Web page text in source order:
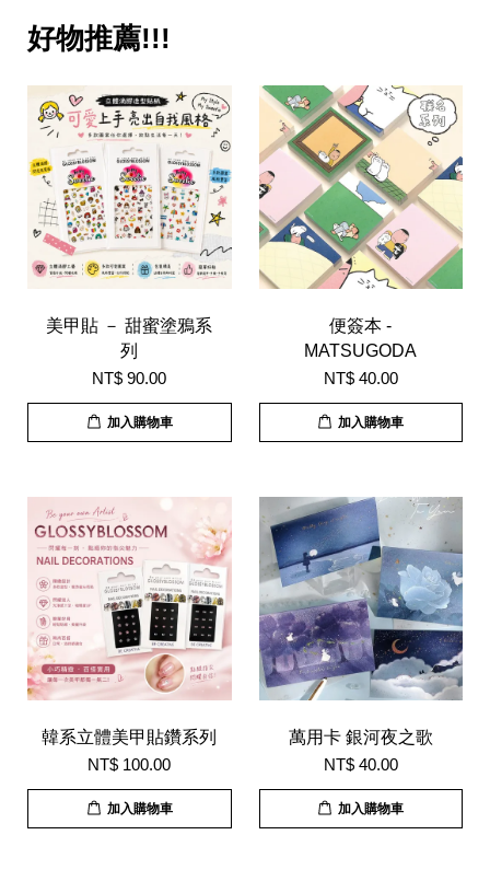
好物推薦!!!
美甲貼 － 甜蜜塗鴉系
列
NT$ 90.00
加入購物車
便簽本 -
MATSUGODA
NT$ 40.00
加入購物車
韓系立體美甲貼鑽系列
NT$ 100.00
加入購物車
萬用卡 銀河夜之歌
NT$ 40.00
加入購物車